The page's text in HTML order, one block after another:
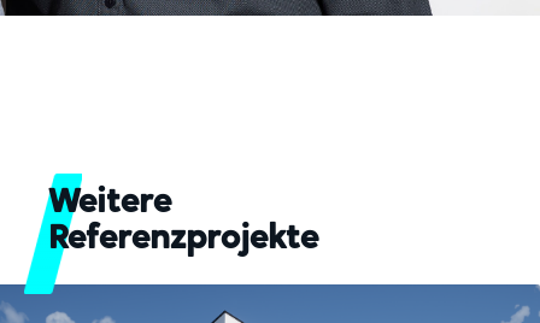
Weitere
Referenzprojekte